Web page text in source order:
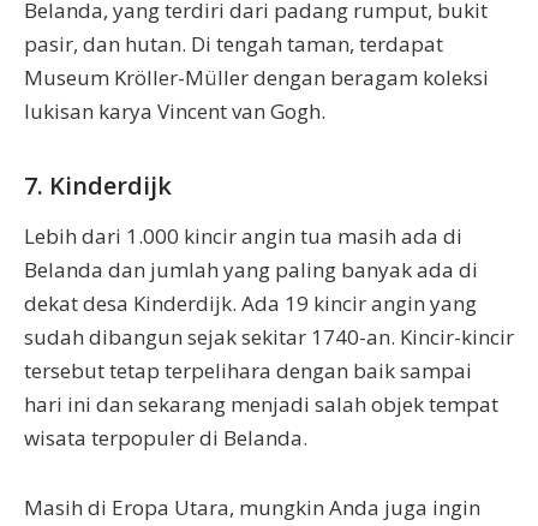
Belanda, yang terdiri dari padang rumput, bukit
pasir, dan hutan. Di tengah taman, terdapat
Museum Kröller-Müller dengan beragam koleksi
lukisan karya Vincent van Gogh.
7. Kinderdijk
Lebih dari 1.000 kincir angin tua masih ada di
Belanda dan jumlah yang paling banyak ada di
dekat desa Kinderdijk. Ada 19 kincir angin yang
sudah dibangun sejak sekitar 1740-an. Kincir-kincir
tersebut tetap terpelihara dengan baik sampai
hari ini dan sekarang menjadi salah objek tempat
wisata terpopuler di Belanda.
Masih di Eropa Utara, mungkin Anda juga ingin